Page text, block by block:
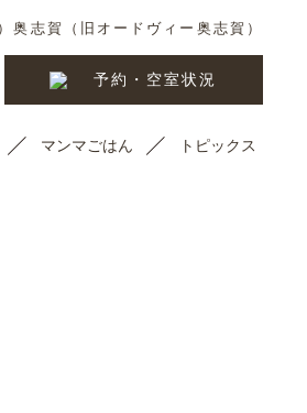
志賀（旧オードヴィー奥志賀）
予約・空室状況
マンマごはん トピックス